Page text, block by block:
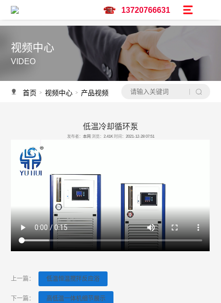
13720766631
视频中心
VIDEO
首页 > 视频中心 > 产品视频
资讯推荐
予辉实验仪器亮相广州保利世贸博览馆-CPHI & PMEC China主题巡展华
调速双层玻璃反应釜
低温冷却液循环泵怎么选？
水热合成釜过程中会不会沸腾？
水热合成釜是做什么用的？
反应釜生产设备厂家-予辉仪器
玻璃反应釜用途有哪些？
低温冷却循环泵
发布者： 本网 浏览： 2.41K 时间： 2021-12-28 07:51
上一篇： 低温恒温搅拌反应浴
下一篇： 高低温一体机细节展示